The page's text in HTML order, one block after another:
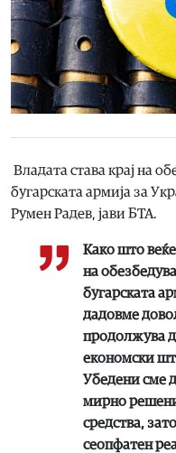
Владата става крај на
бугарската армија за
Румен Радев, јави БТА.
Како што веќе
на
бугарската
дадовме
продолжува
економски
Убедени сме
мирно
средства,
сеопфатен